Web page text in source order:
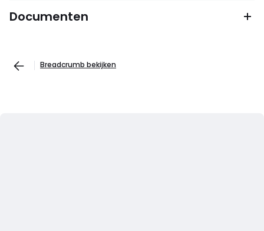
Documenten
Breadcrumb bekijken